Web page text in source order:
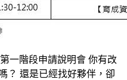
一階段申請說明會 你有改
？ 還是已經找好夥伴，卻